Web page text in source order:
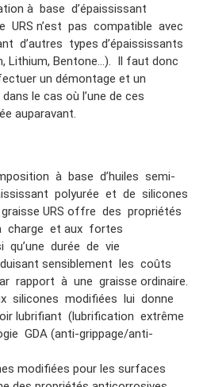
à base d’épaississant
URS n’est pas compatible avec
d’autres types d’épaississants
Lithium, Bentone…). Il faut donc
un démontage et un
le cas où l’une de ces
auparavant.
à base d’huiles semi-
polyurée et de silicones
URS offre des propriétés
charge et aux fortes
qu’une durée de vie
sensiblement les coûts
rapport à une graisse ordinaire.
silicones modifiées lui donne
lubrifiant (lubrification extrême
GDA (anti-grippage/anti-
modifiées pour les surfaces